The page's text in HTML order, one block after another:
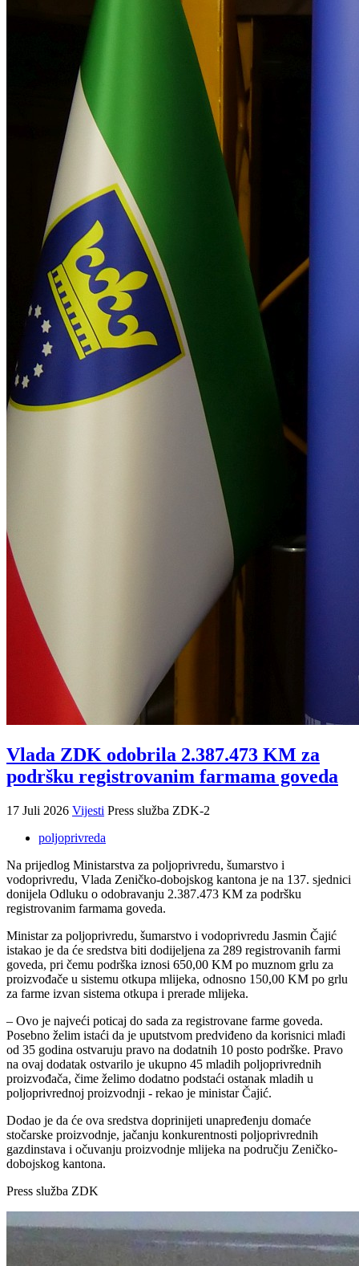
Vlada ZDK odobrila 2.387.473 KM za
podršku registrovanim farmama goveda
17 Juli 2026 Vijesti Press služba ZDK-2
poljoprivreda
Na prijedlog Ministarstva za poljoprivredu, šumarstvo i
vodoprivredu, Vlada Zeničko-dobojskog kantona je na 137. sjednici
donijela Odluku o odobravanju 2.387.473 KM za podršku
registrovanim farmama goveda.
Ministar za poljoprivredu, šumarstvo i vodoprivredu Jasmin Čajić
istakao je da će sredstva biti dodijeljena za 289 registrovanih farmi
goveda, pri čemu podrška iznosi 650,00 KM po muznom grlu za
proizvođače u sistemu otkupa mlijeka, odnosno 150,00 KM po grlu
za farme izvan sistema otkupa i prerade mlijeka.
– Ovo je najveći poticaj do sada za registrovane farme goveda.
Posebno želim istaći da je uputstvom predviđeno da korisnici mlađi
od 35 godina ostvaruju pravo na dodatnih 10 posto podrške. Pravo
na ovaj dodatak ostvarilo je ukupno 45 mladih poljoprivrednih
proizvođača, čime želimo dodatno podstaći ostanak mladih u
poljoprivrednoj proizvodnji - rekao je ministar Čajić.
Dodao je da će ova sredstva doprinijeti unapređenju domaće
stočarske proizvodnje, jačanju konkurentnosti poljoprivrednih
gazdinstava i očuvanju proizvodnje mlijeka na području Zeničko-
dobojskog kantona.
Press služba ZDK